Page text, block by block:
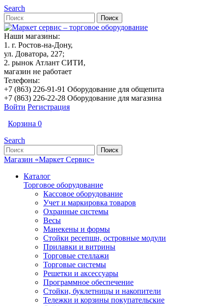
Search
Наши магазины:
1. г. Ростов-на-Дону,
ул. Доватора, 227;
2. рынок Атлант СИТИ,
магазин не работает
Телефоны:
+7 (863) 226-91-91 Оборудование для общепита
+7 (863) 226-22-28 Оборудование для магазина
Войти Регистрация
Корзина 0
Search
Магазин «Маркет Сервис»
Каталог
Торговое оборудование
Кассовое оборудование
Учет и маркировка товаров
Охранные системы
Весы
Манекены и формы
Стойки ресепшн, островные модули
Прилавки и витрины
Торговые стеллажи
Торговые системы
Решетки и аксессуары
Программное обеспечение
Стойки, буклетницы и накопители
Тележки и корзины покупательские